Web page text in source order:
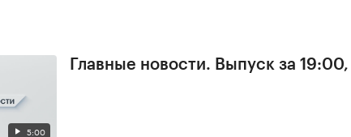
5:00
Главные новости. Выпуск за